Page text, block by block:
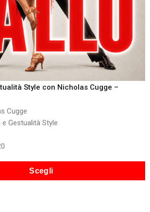
Style con Nicholas Cugge –
Cugge
Gestualità Style
Scegli